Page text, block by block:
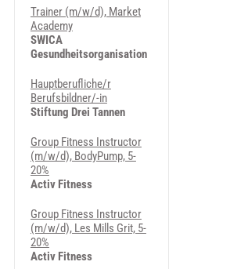
Trainer (m/w/d), Market
Academy
SWICA
Gesundheitsorganisation
Hauptberufliche/r
Berufsbildner/-in
Stiftung Drei Tannen
Group Fitness Instructor
(m/w/d), BodyPump, 5-
20%
Activ Fitness
Group Fitness Instructor
(m/w/d), Les Mills Grit, 5-
20%
Activ Fitness